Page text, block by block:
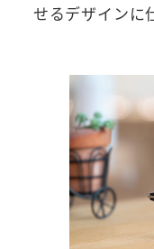
せるデザインに